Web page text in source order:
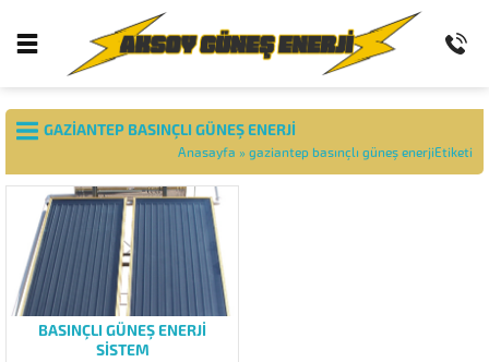
GAZIANTEP BASINÇLI GÜNEŞ ENERJI
Anasayfa » gaziantep basınçlı güneş enerjiEtiketi
BASINÇLI GÜNEŞ ENERJI
SISTEM